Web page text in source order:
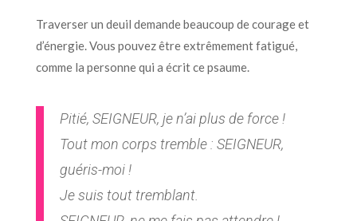
Traverser un deuil demande beaucoup de courage et
d’énergie. Vous pouvez être extrêmement fatigué,
comme la personne qui a écrit ce psaume.
Pitié, SEIGNEUR, je n’ai plus de force !
Tout mon corps tremble : SEIGNEUR,
guéris-moi !
Je suis tout tremblant.